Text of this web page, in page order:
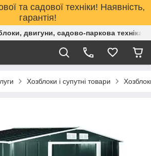
та садової техніки! Наявність,
гарантія!
двигуни, садово-паркова техніка.
Хозблоки і супутні товари